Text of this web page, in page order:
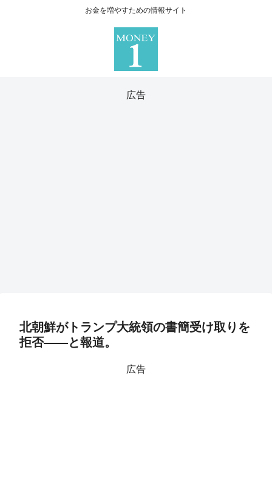
お金を増やすための情報サイト
広告
北朝鮮がトランプ大統領の書簡受け取りを
拒否――と報道。
広告